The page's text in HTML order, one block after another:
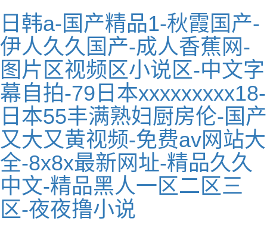
日韩a-国产精品1-秋霞国产-
伊人久久国产-成人香蕉网-
图片区视频区小说区-中文字
幕自拍-79日本xxxxxxxxx18-
日本55丰满熟妇厨房伦-国产
又大又黄视频-免费av网站大
全-8x8x最新网址-精品久久
中文-精品黑人一区二区三
区-夜夜撸小说